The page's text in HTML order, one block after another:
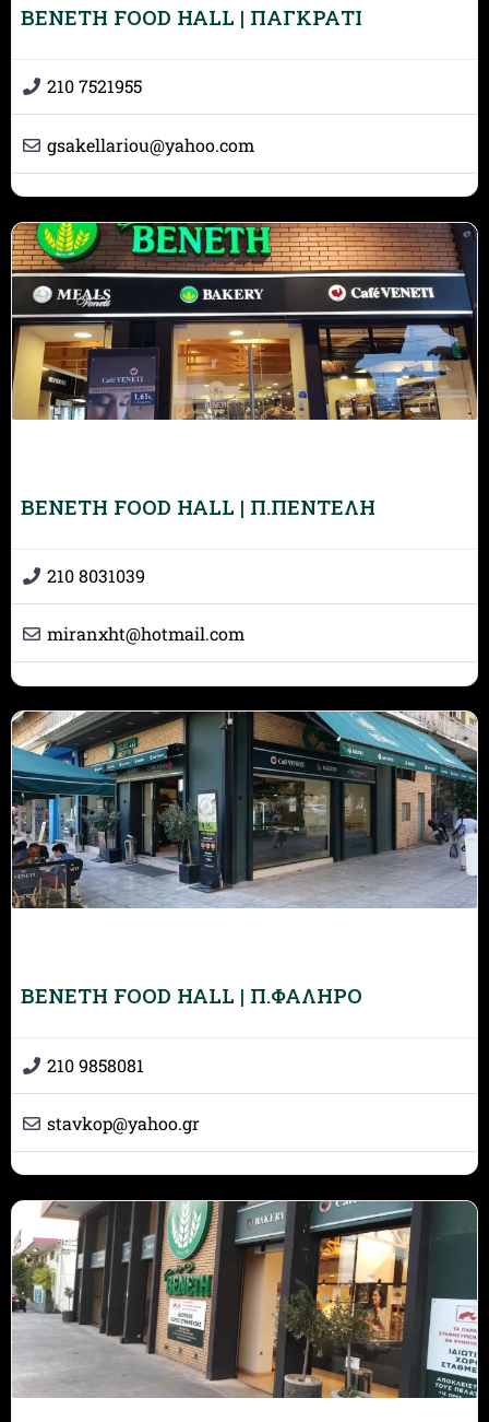
BENETH FOOD HALL | ΠΑΓΚΡΑΤΙ
210 7521955
gsakellariou@yahoo.com
BENETH FOOD HALL | Π.ΠΕΝΤΕΛΗ
210 8031039
miranxht@hotmail.com
BENETH FOOD HALL | Π.ΦΑΛΗΡΟ
210 9858081
stavkop@yahoo.gr